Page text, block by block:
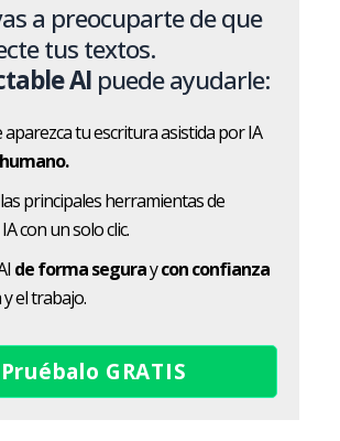
a preocuparte de que
tus textos.
AI puede ayudarle:
aparezca tu escritura asistida por IA
principales herramientas de
con un solo clic.
de forma seguraycon confianza
y el trabajo.
Pruébalo GRATIS